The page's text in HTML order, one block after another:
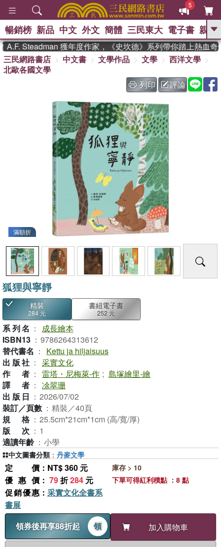
5
GO
熱搜： 東野圭吾 、 The Odyssey 、
國際布克獎 臺灣漫遊錄 、
方
台灣的李登輝時代 、 數學女
孩：黎曼猜想 、 偉大的迷走神經
暢銷榜 新品 中文 外文 簡體 三民東大 電子書 親子
Steadman 獲年度作家，《史坎德》系列帶你踏上熱血奇幻
三民網路書店
中文書 文學作品 文學
西洋文學
北歐各國文學
列印
評論
滿額折
狐狸與寧靜
精裝
284 元
書紐電子書
252 元
系列名 ：
成長繪本
ISBN13 ： 9786264313612
替代書名 ：
Kettu ja hiljaisuus
出版社 ： 采實文化
作者 ： 雷塔・尼梅萊-作 ; 島塚繪里-繪
譯者 ： 凃翠珊
出版日 ： 2026/07/02
裝訂／頁數 ： 精裝／40頁
規格 ： 25.5cm*21cm*1cm (高/寬/厚)
版次 ： 1
適讀年齡 ： 小學
定價 ：NT$ 360 元
優惠價 ： 79折284 元
促銷優惠 ： 采實文化全書系
書展
領券後再享88折起
領 加入購物車
庫存 > 10
下單可得紅利積點 ：8 點
中文圖書分類 ： 丹麥文學